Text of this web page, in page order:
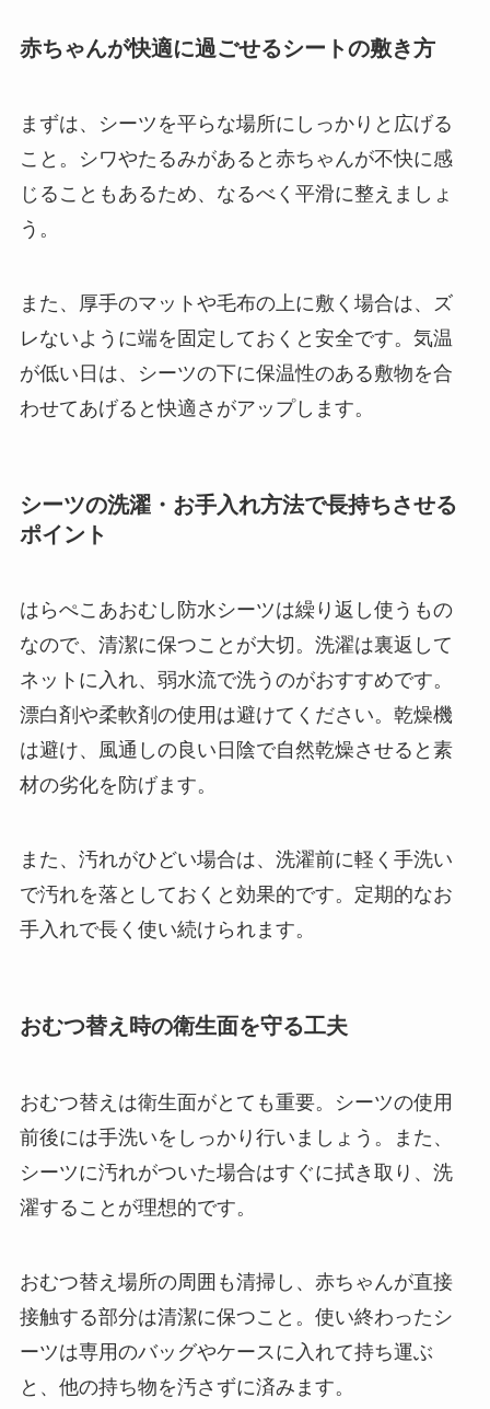
赤ちゃんが快適に過ごせるシートの敷き方
まずは、シーツを平らな場所にしっかりと広げる
こと。シワやたるみがあると赤ちゃんが不快に感
じることもあるため、なるべく平滑に整えましょ
う。
また、厚手のマットや毛布の上に敷く場合は、ズ
レないように端を固定しておくと安全です。気温
が低い日は、シーツの下に保温性のある敷物を合
わせてあげると快適さがアップします。
シーツの洗濯・お手入れ方法で長持ちさせる
ポイント
はらぺこあおむし防水シーツは繰り返し使うもの
なので、清潔に保つことが大切。洗濯は裏返して
ネットに入れ、弱水流で洗うのがおすすめです。
漂白剤や柔軟剤の使用は避けてください。乾燥機
は避け、風通しの良い日陰で自然乾燥させると素
材の劣化を防げます。
また、汚れがひどい場合は、洗濯前に軽く手洗い
で汚れを落としておくと効果的です。定期的なお
手入れで長く使い続けられます。
おむつ替え時の衛生面を守る工夫
おむつ替えは衛生面がとても重要。シーツの使用
前後には手洗いをしっかり行いましょう。また、
シーツに汚れがついた場合はすぐに拭き取り、洗
濯することが理想的です。
おむつ替え場所の周囲も清掃し、赤ちゃんが直接
接触する部分は清潔に保つこと。使い終わったシ
ーツは専用のバッグやケースに入れて持ち運ぶ
と、他の持ち物を汚さずに済みます。